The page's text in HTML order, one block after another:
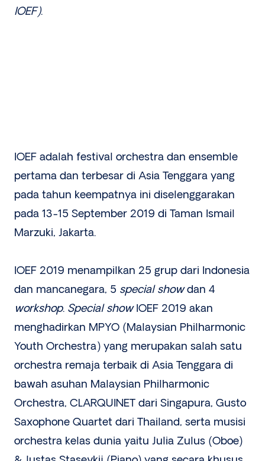
IOEF).
IOEF adalah festival orchestra dan ensemble
pertama dan terbesar di Asia Tenggara yang
pada tahun keempatnya ini diselenggarakan
pada 13-15 September 2019 di Taman Ismail
Marzuki, Jakarta.
IOEF 2019 menampilkan 25 grup dari Indonesia
dan mancanegara, 5 special showdan 4
workshop. Special showIOEF 2019 akan
menghadirkan MPYO (Malaysian Philharmonic
Youth Orchestra) yang merupakan salah satu
orchestra remaja terbaik di Asia Tenggara di
bawah asuhan Malaysian Philharmonic
Orchestra, CLARQUINET dari Singapura, Gusto
Saxophone Quartet dari Thailand, serta musisi
orchestra kelas dunia yaitu Julia Zulus (Oboe)